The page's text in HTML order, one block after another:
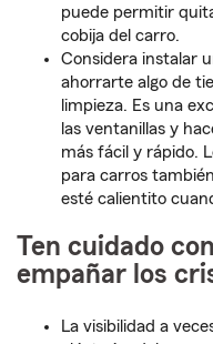
puede permitir
cobija del carro.
Considera instalar
ahorrarte algo de
limpieza. Es una
las ventanillas y
más fácil y rápido.
para carros
esté calientito
Ten cuidado
empañar los
La visibilidad a